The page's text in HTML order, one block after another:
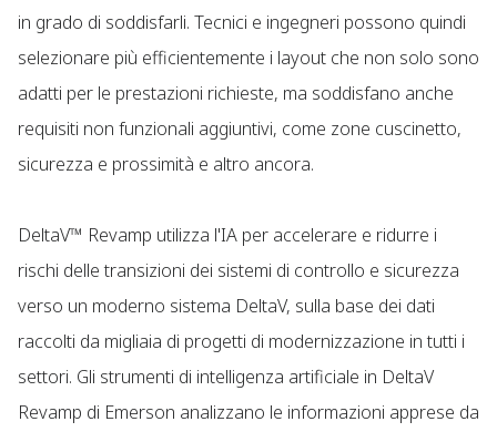
in grado di soddisfarli. Tecnici e ingegneri possono quindi
selezionare più efficientemente i layout che non solo sono
adatti per le prestazioni richieste, ma soddisfano anche
requisiti non funzionali aggiuntivi, come zone cuscinetto,
sicurezza e prossimità e altro ancora.
DeltaV™ Revamp utilizza l'IA per accelerare e ridurre i
rischi delle transizioni dei sistemi di controllo e sicurezza
verso un moderno sistema DeltaV, sulla base dei dati
raccolti da migliaia di progetti di modernizzazione in tutti i
settori. Gli strumenti di intelligenza artificiale in DeltaV
Revamp di Emerson analizzano le informazioni apprese da